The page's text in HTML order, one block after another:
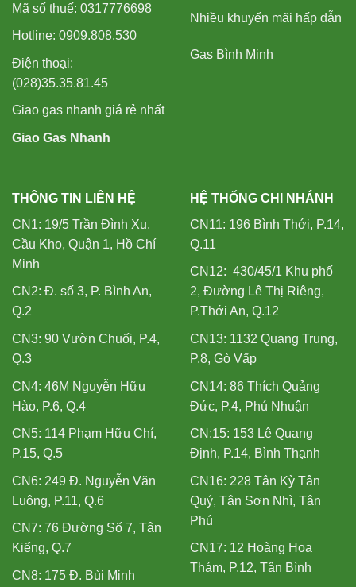
Mã số thuế: 0317776698
Hotline: 0909.808.530
Điện thoại:
(028)35.35.81.45
Giao gas nhanh giá rẻ nhất
Giao Gas Nhanh
Nhiều khuyến mãi hấp dẫn
Gas Bình Minh
THÔNG TIN LIÊN HỆ
CN1: 19/5 Trần Đình Xu,
Cầu Kho, Quận 1, Hồ Chí
Minh
CN2: Đ. số 3, P. Bình An,
Q.2
CN3: 90 Vườn Chuối, P.4,
Q.3
CN4: 46M Nguyễn Hữu
Hào, P.6, Q.4
CN5: 114 Phạm Hữu Chí,
P.15, Q.5
CN6: 249 Đ. Nguyễn Văn
Luông, P.11, Q.6
CN7: 76 Đường Số 7, Tân
Kiểng, Q.7
CN8: 175 Đ. Bùi Minh
HỆ THỐNG CHI NHÁNH
CN11: 196 Bình Thới, P.14,
Q.11
CN12: 430/45/1 Khu phố
2, Đường Lê Thị Riêng,
P.Thới An, Q.12
CN13: 1132 Quang Trung,
P.8, Gò Vấp
CN14: 86 Thích Quảng
Đức, P.4, Phú Nhuận
CN:15: 153 Lê Quang
Định, P.14, Bình Thạnh
CN16: 228 Tân Kỳ Tân
Quý, Tân Sơn Nhì, Tân
Phú
CN17: 12 Hoàng Hoa
Thám, P.12, Tân Bình